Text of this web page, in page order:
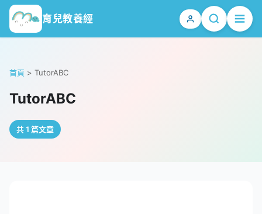
育兒教養經
首頁 > TutorABC
TutorABC
共 1 篇文章